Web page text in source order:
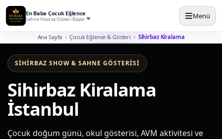
En Baba Çocuk Eğlence
Sahne Hazırsa Gösteri Başlar Menü
Ana Sayfa Çocuk Eğlence & Gösteri Sihirbaz Kiralama
SIHIRBAZ SHOW & SAHNE GÖSTERISI
Sihirbaz Kiralama
İstanbul
Çocuk doğum günü, okul gösterisi, AVM aktivitesi ve